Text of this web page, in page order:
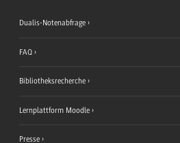
Dualis-Notenabfrage
FAQ
Bibliotheksrecherche
Lernplattform Moodle
Presse